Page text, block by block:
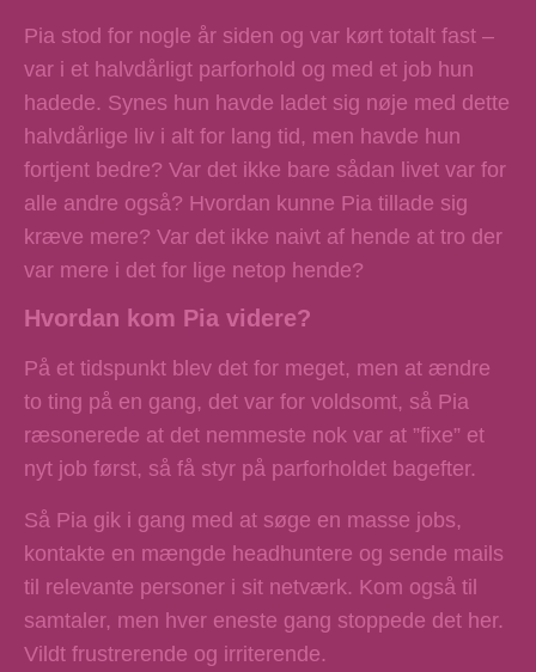
Pia stod for nogle år siden og var kørt totalt fast –
var i et halvdårligt parforhold og med et job hun
hadede. Synes hun havde ladet sig nøje med dette
halvdårlige liv i alt for lang tid, men havde hun
fortjent bedre? Var det ikke bare sådan livet var for
alle andre også? Hvordan kunne Pia tillade sig
kræve mere? Var det ikke naivt af hende at tro der
var mere i det for lige netop hende?
Hvordan kom Pia videre?
På et tidspunkt blev det for meget, men at ændre
to ting på en gang, det var for voldsomt, så Pia
ræsonerede at det nemmeste nok var at ”fixe” et
nyt job først, så få styr på parforholdet bagefter.
Så Pia gik i gang med at søge en masse jobs,
kontakte en mængde headhuntere og sende mails
til relevante personer i sit netværk. Kom også til
samtaler, men hver eneste gang stoppede det her.
Vildt frustrerende og irriterende.